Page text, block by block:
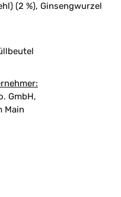
(2 %), Ginsengwurzel
GmbH,
Main